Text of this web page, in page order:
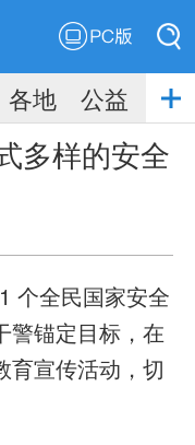
搜索
搜索
各地 公益
多样的安全
全民国家安全
警锚定目标，在
育宣传活动，切